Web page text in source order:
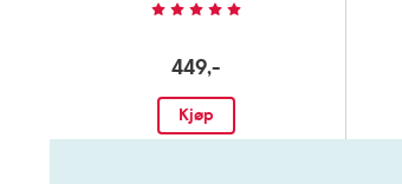
449,-
Kjøp